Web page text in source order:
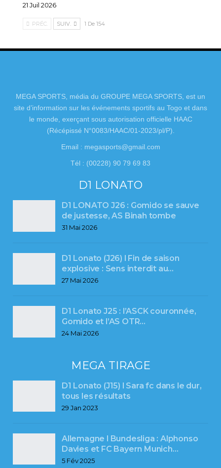
21 Juil 2026
PRÉC. SUIV. 1 De 154
MEGA SPORTS, média du GROUPE MEGA SPORTS, est un
site d’information sur les événements sportifs au Togo et dans
le monde, exerçant sous autorisation officielle HAAC
(Récépissé N°0083/HAAC/01-2023/pl/P).
Email : megasports@gmail.com
Tél : (00228) 90 79 69 83
D1 LONATO
D1 LONATO J26 : Gomido se sauve
de justesse, AS Binah tombe
31 Mai 2026
D1 Lonato (J26) l Fin de saison
explosive : Sens interdit au…
27 Mai 2026
D1 Lonato J25 : l’ASCK couronnée,
Gomido et l’AS OTR…
24 Mai 2026
MEGA TIRAGE
D1 Lonato (J15) l Sara fc dans le dur,
tous les résultats
29 Jan 2023
Allemagne l Bundesliga : Alphonso
Davies et FC Bayern Munich…
5 Fév 2025